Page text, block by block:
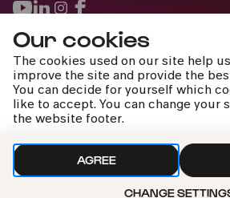
Our cookies
The cookies used on our site help
improve the site and provide the
You can decide for yourself which
like to accept. You can change your
the website footer.
AGREE
CHANGE
Press
Jobs
News
Contact
Submit a withdrawal request
Cookie settings